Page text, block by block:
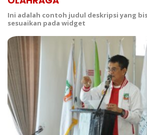
Ini adalah contoh judul deskripsi yang
sesuaikan pada widget